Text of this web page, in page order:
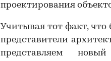
проектирования
Учитывая тот факт, что
представители
представляем